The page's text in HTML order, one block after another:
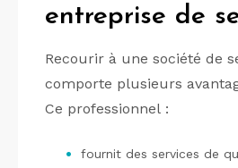
entreprise de
Recourir à une société de
comporte plusieurs
Ce professionnel :
fournit des services de